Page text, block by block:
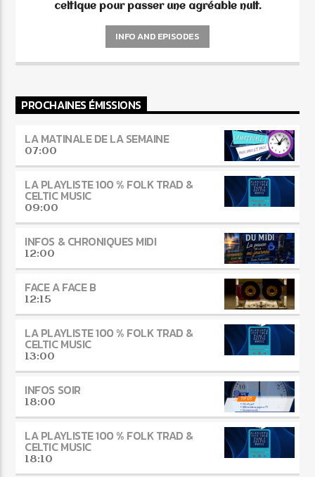
celtique pour passer une agréable nuit.
INFO AND EPISODES
PROCHAINES ÉMISSIONS
LA MATINALE DE LA SEMAINE
07:00
LA PLAYLISTE 100 % FOLK TRAD &
CELTIC MUSIC
09:00
INFOS & CHRONIQUES MIDI
12:00
FACE A FACE B
12:15
LA PLAYLISTE 100 % FOLK TRAD &
CELTIC MUSIC
13:00
INFOS SOIR
18:00
LA PLAYLISTE 100 % FOLK TRAD &
CELTIC MUSIC
18:10